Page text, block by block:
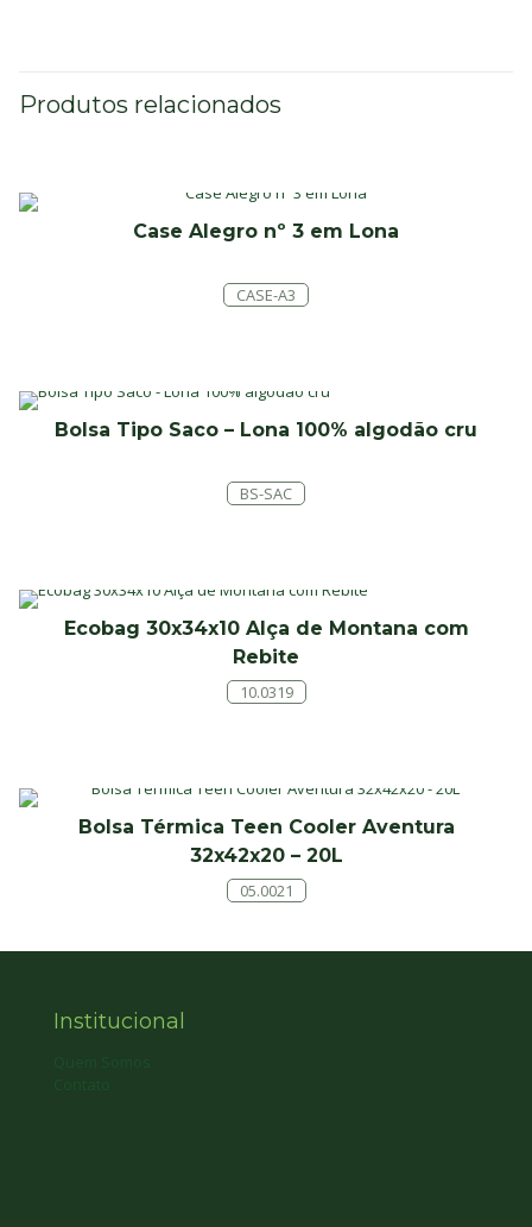
Produtos relacionados
Case Alegro nº 3 em Lona
CASE-A3
Bolsa Tipo Saco – Lona 100% algodão cru
BS-SAC
Ecobag 30x34x10 Alça de Montana com
Rebite
10.0319
Bolsa Térmica Teen Cooler Aventura
32x42x20 – 20L
05.0021
Institucional